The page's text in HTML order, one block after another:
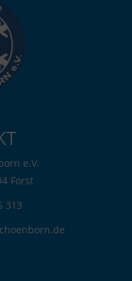
e.V.
Forst
313